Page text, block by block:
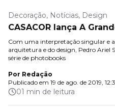
Decoração, Notícias, Design
CASACOR lança A
Com uma interpretação singular e
arquitetura e do design, Pedro Ariel
série de photobooks
Por Redação
Publicado em 19 de ago. de 2019,
01 min de leitura